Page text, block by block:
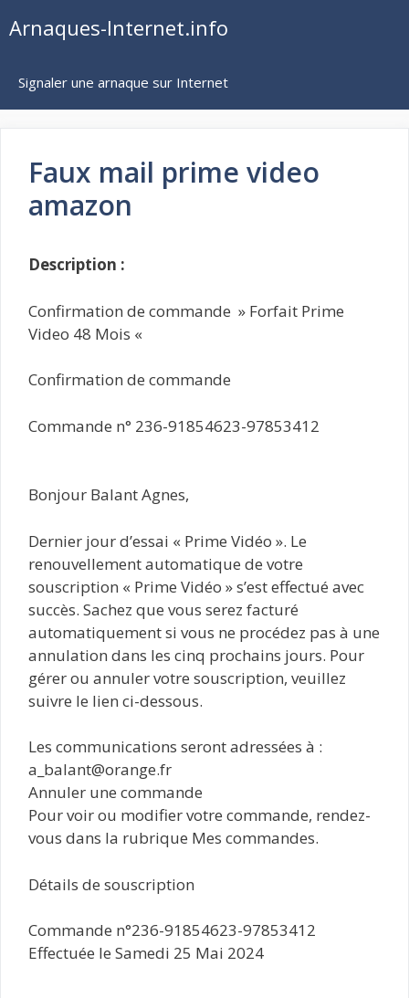
auArnaques-Internet.info
Signaler une arnaque sur Internet
Faux mail prime video
amazon
Description :
Confirmation de commande » Forfait Prime
Video 48 Mois «
Confirmation de commande
Commande n° 236-91854623-97853412
Bonjour Balant Agnes,
Dernier jour d’essai « Prime Vidéo ». Le
renouvellement automatique de votre
souscription « Prime Vidéo » s’est effectué avec
succès. Sachez que vous serez facturé
automatiquement si vous ne procédez pas à une
annulation dans les cinq prochains jours. Pour
gérer ou annuler votre souscription, veuillez
suivre le lien ci-dessous.
Les communications seront adressées à :
a_balant@orange.fr
Annuler une commande
Pour voir ou modifier votre commande, rendez-
vous dans la rubrique Mes commandes.
Détails de souscription
Commande n°236-91854623-97853412
Effectuée le Samedi 25 Mai 2024